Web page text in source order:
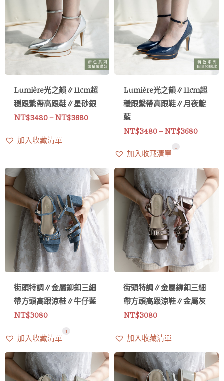
Lumière光之韻∥11cm超
穩跟繫帶高跟鞋∥星砂銀
NT$3480–NT$3680
NT$3480
NT$3680
加入收藏清單
Lumière光之韻∥11cm超
穩跟繫帶高跟鞋∥月夜靛
藍
NT$3480–NT$3680
加入收藏清單
1
街頭特調∥金屬鉚釦三細
帶方頭高跟涼鞋∥牛仔藍
NT$3080
加入收藏清單
1
街頭特調∥金屬鉚釦三細
帶方頭高跟涼鞋∥金屬灰
NT$3080
加入收藏清單